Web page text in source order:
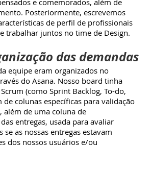
Posteriormente, escrevemos
de perfil de profissionais
trabalhar juntos no time de Design.
das demandas
equipe eram organizados no
do Asana. Nosso board tinha
(como Sprint Backlog, To-do,
de colunas específicas para validação
além de uma coluna de
entregas, usada para avaliar
se as nossas entregas estavam
dos nossos usuários e/ou